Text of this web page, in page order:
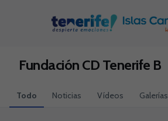
Fundación CD Tenerife B
Todo Noticias Vídeos Galerías